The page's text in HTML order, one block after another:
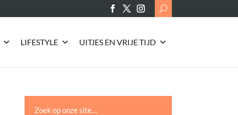
Search
for:
LIFESTYLE UITJES EN VRIJE TIJD
Zoek op onze site…